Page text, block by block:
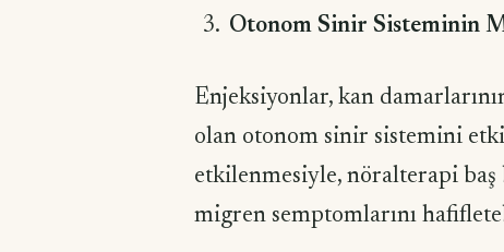
Otonom Sinir Sisteminin
Enjeksiyonlar, kan
olan otonom sinir sistemini
etkilenmesiyle, nöralterapi baş
migren semptomlarını